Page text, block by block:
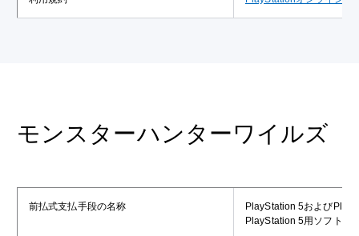
モンスターハンターワイルズ
前払式支払手段の名称
PlayStation 5および
PlayStation 5用ソフトウ